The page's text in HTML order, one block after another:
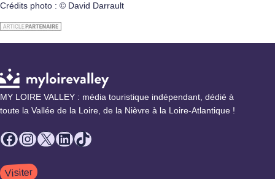
Crédits photo : © David Darrault
MY LOIRE VALLEY : média touristique indépendant, dédié à
toute la Vallée de la Loire, de la Nièvre à la Loire-Atlantique !
Facebook
Instagram
X LinkedIn
TikTok
Visiter